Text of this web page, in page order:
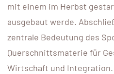
mit einem im Herbst
ausgebaut werde.
zentrale Bedeutung des
Querschnittsmaterie für
Wirtschaft und Integration.